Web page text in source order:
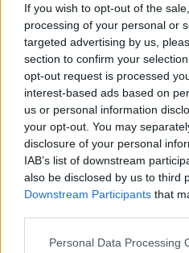
If you wish to opt-out of the
processing of your personal or
targeted advertising by us,
section to confirm your
opt-out request is processed
interest-based ads based on
us or personal information
your opt-out. You may
disclosure of your personal
IAB’s list of downstream
also be disclosed by us to third
Downstream Participants that
Personal Data Processing
ágazat lehetséges
Újabb hedge fund alapkezelő
beállva a kibocsátását
Fortress által megkezdett
dollárt kezelő Citadel
százalékos hozamokat
hedge fund ágazat 12
- írja a BusinessWeek
KEDVES OLVASÓNK!